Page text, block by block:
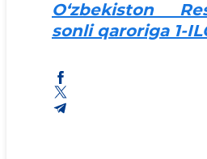
O‘zbekiston
sonli qaroriga 1-